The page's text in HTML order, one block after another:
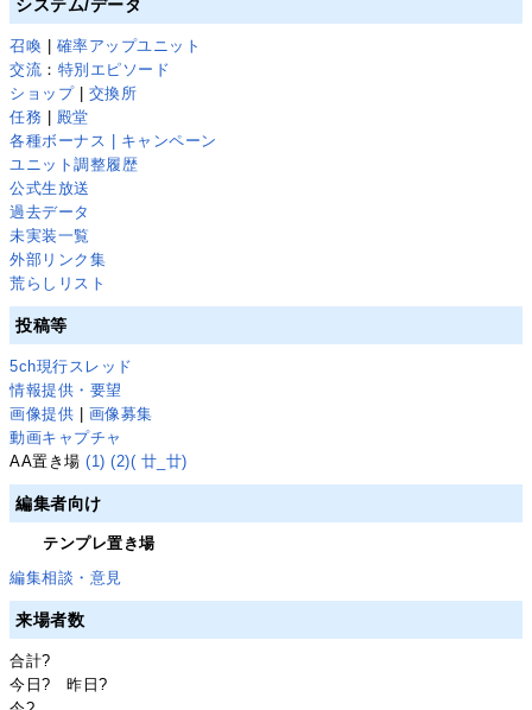
システム/データ
召喚
確率アップユニット
交流 ： 特別エピソード
ショップ| 交換所
任務
殿堂
各種ボーナス | キャンペーン
ユニット調整履歴
公式生放送
過去データ
未実装一覧
外部リンク集
荒らしリスト
投稿等
5ch現行スレッド
情報提供・要望
画像提供
画像募集
動画キャプチャ
AA置き場(1) (2)( 廿_廿)
編集者向け
テンプレ置き場
編集相談・意見
来場者数
合計?
今日? 昨日?